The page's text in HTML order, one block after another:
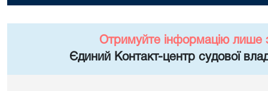
Отримуйте інформацію лише
Єдиний Контакт-центр судової